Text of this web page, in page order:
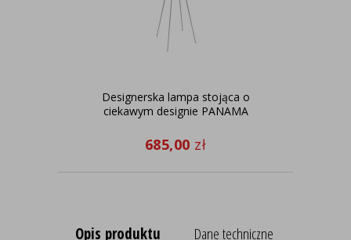
Designerska lampa stojąca o
ciekawym designie PANAMA
685,00 zł
Opis produktu Dane techniczne